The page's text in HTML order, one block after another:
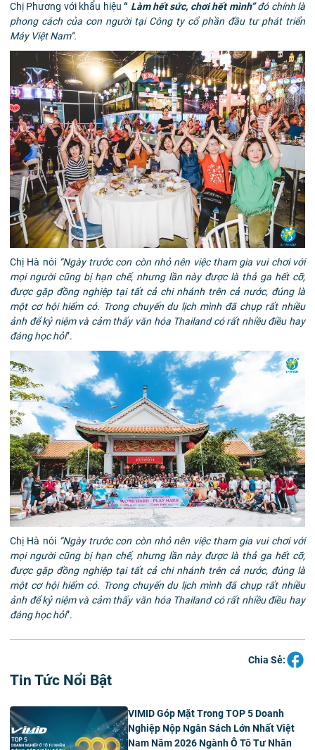
Chị Phương với khẩu hiệu“ Làm hết sức, chơi hết mình”đó chính là
phong cách của con người tại Công ty cổ phần đầu tư phát triển
Máy Việt Nam”.
Chị Hà nói “Ngày trước con còn nhỏ nên việc tham gia vui chơi với
mọi người cũng bị hạn chế, nhưng lần này được là thả ga hết cỡ,
được gặp đồng nghiệp tại tất cả chi nhánh trên cả nước, đúng là
một cơ hội hiếm có. Trong chuyến du lịch mình đã chụp rất nhiều
ảnh để kỷ niệm và cảm thấy văn hóa Thailand có rất nhiều điều hay
đáng học hỏi”.
Chị Hà nói “Ngày trước con còn nhỏ nên việc tham gia vui chơi với
mọi người cũng bị hạn chế, nhưng lần này được là thả ga hết cỡ,
được gặp đồng nghiệp tại tất cả chi nhánh trên cả nước, đúng là
một cơ hội hiếm có. Trong chuyến du lịch mình đã chụp rất nhiều
ảnh để kỷ niệm và cảm thấy văn hóa Thailand có rất nhiều điều hay
đáng học hỏi”.
Chia Sẻ:
Tin Tức Nổi Bật
VIMID Góp Mặt Trong TOP 5 Doanh
Nghiệp Nộp Ngân Sách Lớn Nhất Việt
Nam Năm 2026 Ngành Ô Tô Tư Nhân